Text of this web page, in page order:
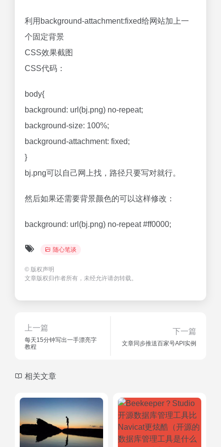
利用background-attachment:fixed给网站加上一
个固定背景
CSS效果截图
CSS代码：
body{
background: url(bj.png) no-repeat;
background-size: 100%;
background-attachment: fixed;
}
bj.png可以自己网上找，路径只要写对就行。
然后如果还需要背景颜色的可以这样修改：
background: url(bj.png) no-repeat #ff0000;
随心笔谈
© 版权声明
文章版权归作者所有，未经允许请勿转载。
上一篇
每天15分钟写出一手漂亮字
教程
下一篇
文章同步推送百家号API实例
相关文章